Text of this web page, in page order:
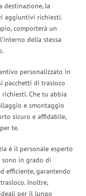
destinazione, la
aggiuntivi richiesti.
comporterà un
della stessa
personalizzato in
pacchetti di trasloco
Che tu abbia
e smontaggio
sicuro e affidabile,
te.
è il personale esperto
in grado di
efficiente, garantendo
Inoltre,
per il lungo